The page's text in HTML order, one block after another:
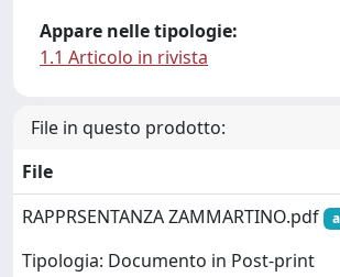
Appare nelle tipologie:
1.1 Articolo in rivista
File in questo prodotto:
File
RAPPRSENTANZA ZAMMARTINO.pdf
Tipologia: Documento in Post-print